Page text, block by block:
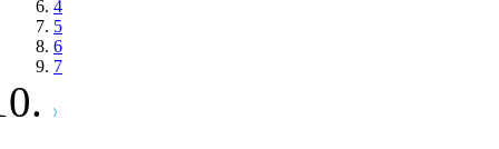
4
5
6
7